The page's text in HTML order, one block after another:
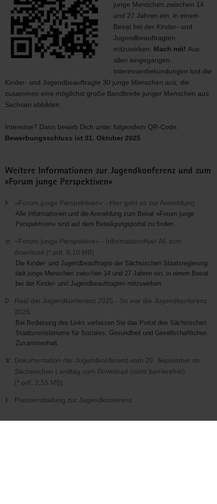
junge Menschen zwischen 14
und 27 Jahren ein, in einem
Beirat bei der Kinder- und
Jugendbeauftragten
mitzuwirken. Mach mit! Aus
allen eingegangen
Interessenbekundungen lost die
Kinder- und Jugendbeauftragte 30 junge Menschen aus, die
zusammen eine möglichst große Bandbreite junger Menschen aus
Sachsen abbilden.
Interesse? Dann bewirb Dich unter folgendem QR-Code.
Bewerbungsschluss ist 31. Oktober 2025
Weitere Informationen zur Jugendkonferenz und zum
»Forum junge Perspektiven«
»Forum junge Perspektiven« - Hier geht es zur Anmeldung
Alle Informationen und die Anmeldung zum Beirat »Forum junge
Perspektiven« sind auf dem Beteiligungsportal zu finden
»Forum junge Perspektive« - Informationsflyer A5 zum
download (*.pdf, 0,10 MB)
Die Kinder- und Jugendbeauftragte der Sächsischen Staatsregierung
lädt junge Menschen zwischen 14 und 27 Jahren ein, in einem Beirat
bei der Kinder- und Jugendbeauftragten mitzuwirken.
Real der Jugendkonferenz 2025 - So war die Jugendkonferenz
2025
Bei Bedienung des Links verlassen Sie das Portal des Sächsischen
Staatsministeriums für Soziales, Gesundheit und Gesellschaftlichen
Zusammenhalt
Dokumentation der Jugendkonferenz vom 20. September im
Sächsischen Landtag zum Download (nicht barrierefrei)
(*.pdf, 2,55 MB)
Pressemitteilung zur Jugendkonferenz